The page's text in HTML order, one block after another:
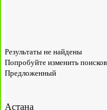
Результаты не найдены
Попробуйте изменить
Предложенный
Астана